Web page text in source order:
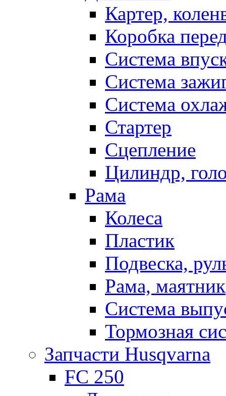
Картер,
Коробка
Система
Система
Система
Стартер
Сцепление
Цилиндр,
Рама
Колеса
Пластик
Подвеска,
Рама, маятник
Система
Тормозная
Запчасти Husqvarna
FC 250